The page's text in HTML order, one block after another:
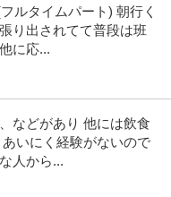
/夜勤なし＞工場の設備管理
レックス）
トワーク
ーカー＞素材 ※会員属性など
ルタイムパート) 朝行く
り出されてて普段は班
に応...
などがあり 他には飲食
いにく経験がないので
人から...